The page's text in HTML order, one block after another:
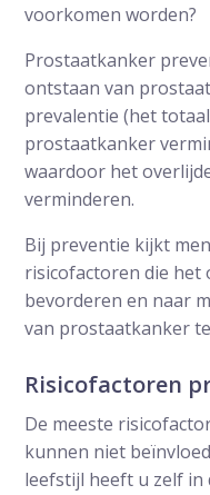
voorkomen worden?
Prostaatkanker
ontstaan van
prevalentie (het
prostaatkanker
waardoor het
verminderen.
Bij preventie kijkt
risicofactoren die
bevorderen en naar
van prostaatkanker
Risicofactoren
De meeste
kunnen niet
leefstijl heeft u zelf in